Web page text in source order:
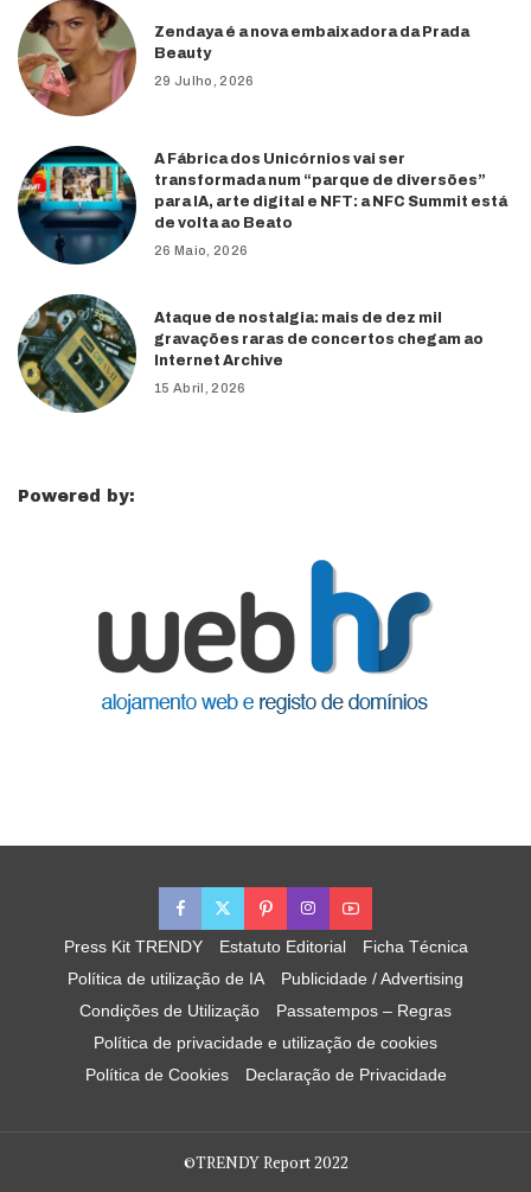
Zendaya é a nova embaixadora da Prada
Beauty
29 Julho, 2026
A Fábrica dos Unicórnios vai ser
transformada num “parque de diversões”
para IA, arte digital e NFT: a NFC Summit está
de volta ao Beato
26 Maio, 2026
Ataque de nostalgia: mais de dez mil
gravações raras de concertos chegam ao
Internet Archive
15 Abril, 2026
Powered by:
Press Kit TRENDY Estatuto Editorial
Ficha Técnica
Política de utilização de IA
Publicidade / Advertising
Condições de Utilização
Passatempos – Regras
Política de privacidade e utilização de cookies
Política de Cookies
Declaração de Privacidade
©TRENDY Report 2022